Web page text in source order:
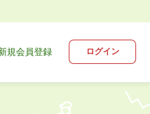
規会員登録 ログイン